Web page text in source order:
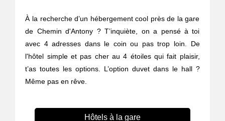
À la recherche d’un hébergement cool près de la gare
de Chemin d'Antony ? T’inquiète, on a pensé à toi
avec 4 adresses dans le coin ou pas trop loin. De
l'hôtel simple et pas cher au 4 étoiles qui fait plaisir,
t’as toutes les options. L’option duvet dans le hall ?
Même pas en rêve.
Hôtels à la gare